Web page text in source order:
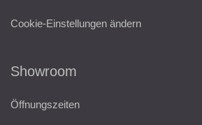
Cookie-Einstellungen ändern
Showroom
Öffnungszeiten